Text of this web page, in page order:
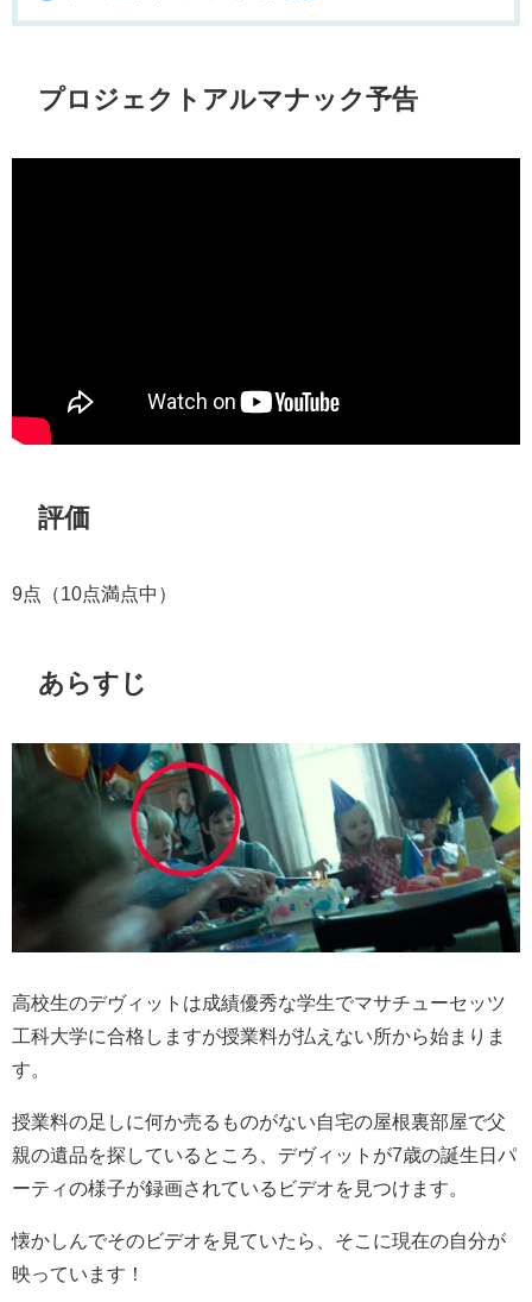
プロジェクトアルマナック予告
評価
9点（10点満点中）
あらすじ
高校生のデヴィットは成績優秀な学生でマサチューセッツ
工科大学に合格しますが授業料が払えない所から始まりま
す。
授業料の足しに何か売るものがない自宅の屋根裏部屋で父
親の遺品を探しているところ、デヴィットが7歳の誕生日パ
ーティの様子が録画されているビデオを見つけます。
懐かしんでそのビデオを見ていたら、そこに現在の自分が
映っています！